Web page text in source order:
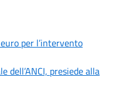
per l’intervento
dell’ANCI, presiede alla